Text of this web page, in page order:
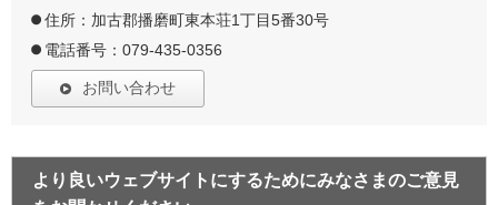
住所：加古郡播磨町東本荘1丁目5番30号
電話番号：079-435-0356
お問い合わせ
より良いウェブサイトにするためにみなさまのご意見